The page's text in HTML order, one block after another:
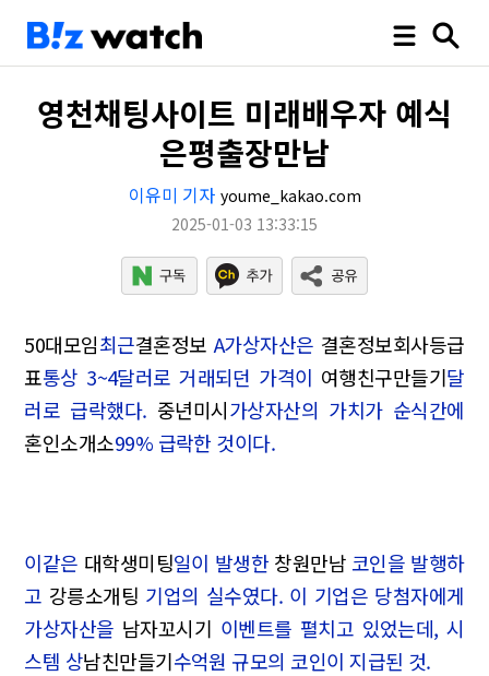
영천채팅사이트 미래배우자 예식
은평출장만남
이유미 기자 youme_kakao.com
2025-01-03 13:33:15
50대모임최근결혼정보 A가상자산은 결혼정보회사등급
표통상 3~4달러로 거래되던 가격이 여행친구만들기달
러로 급락했다. 중년미시가상자산의 가치가 순식간에
혼인소개소99% 급락한 것이다.
이같은 대학생미팅일이 발생한 창원만남코인을 발행하
고 강릉소개팅 기업의 실수였다. 이 기업은 당첨자에게
가상자산을 남자꼬시기 이벤트를 펼치고 있었는데, 시
스템 상남친만들기수억원 규모의 코인이 지급된 것.